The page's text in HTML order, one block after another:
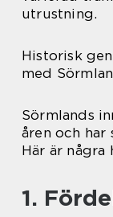
utrustning.
Historisk
med
Sörmlands
åren och har
Här är några
1.